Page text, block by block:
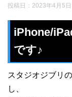
投稿日： 2023年4月5日
iPhone/
です♪
スタジオジブリ
し、